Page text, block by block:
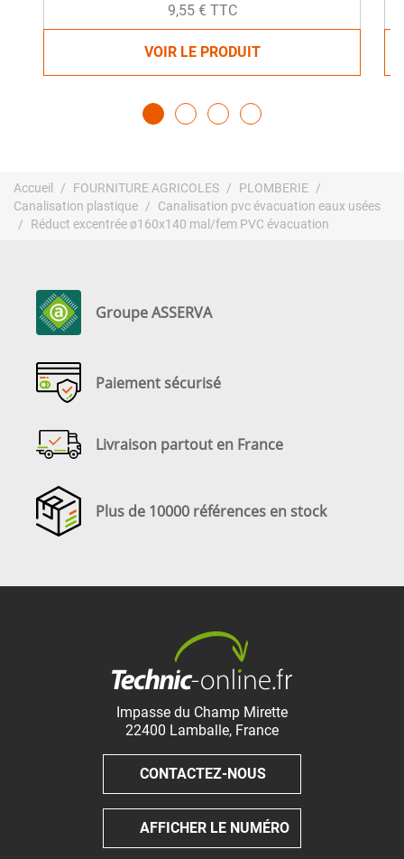
9,55 € TTC
VOIR LE PRODUIT
Accueil FOURNITURE AGRICOLES
PLOMBERIE
Canalisation plastique
Canalisation pvc évacuation eaux usées
Réduct excentrée ø160x140 mal/fem PVC évacuation
Groupe ASSERVA
Paiement sécurisé
Livraison partout en France
Plus de 10000 références en stock
Impasse du Champ Mirette
22400 Lamballe, France
CONTACTEZ-NOUS
AFFICHER LE NUMÉRO